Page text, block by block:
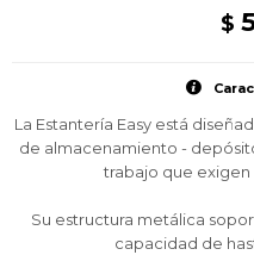
$
La Estantería Easy está
de almacenamiento -
trabajo que exigen
Su estructura metálica
capacidad de